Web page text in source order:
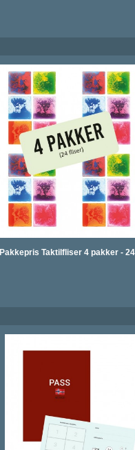
Pakkepris Taktilfliser 4 pakker -